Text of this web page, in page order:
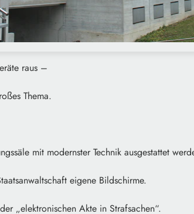
raus –
Thema.
mit modernster Technik ausgestattet
eigene Bildschirme.
„elektronischen Akte in Strafsachen“.